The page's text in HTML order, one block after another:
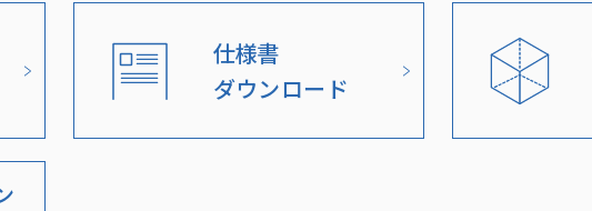
仕様書
ダウンロード